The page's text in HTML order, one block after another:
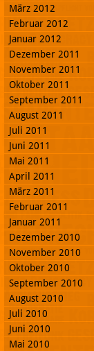
März 2012
Februar 2012
Januar 2012
Dezember 2011
November 2011
Oktober 2011
September 2011
August 2011
Juli 2011
Juni 2011
Mai 2011
April 2011
März 2011
Februar 2011
Januar 2011
Dezember 2010
November 2010
Oktober 2010
September 2010
August 2010
Juli 2010
Juni 2010
Mai 2010